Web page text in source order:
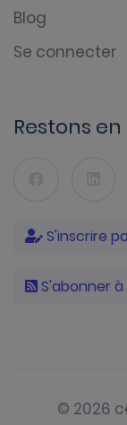
Blog
Se connecter
Restons
S'inscrire
S'abonner
© 2026